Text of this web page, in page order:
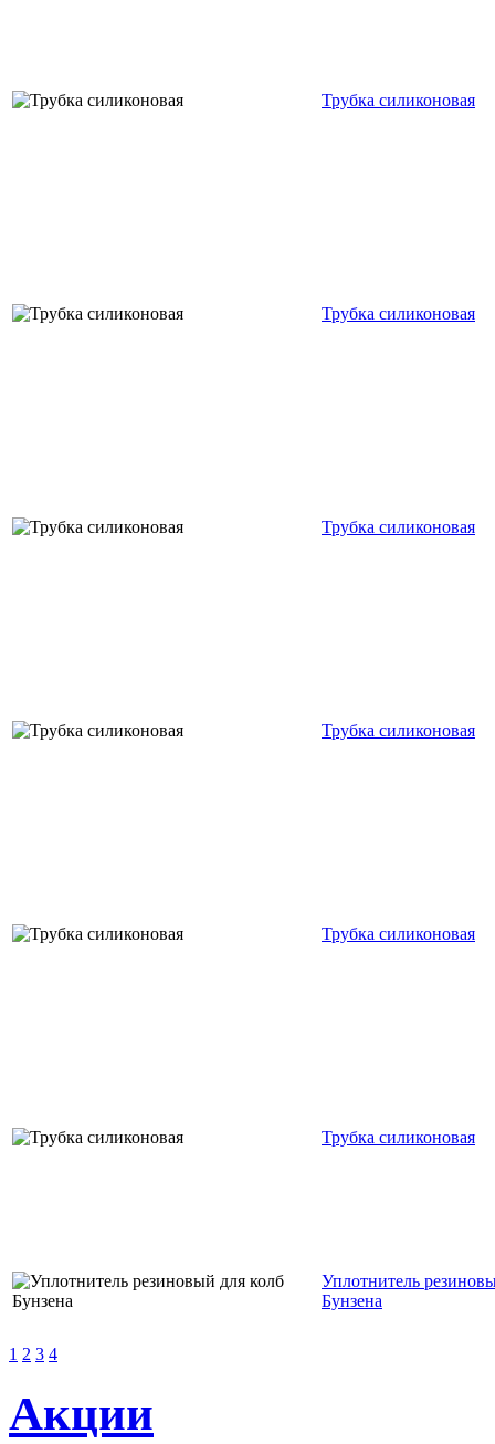
Трубка силиконовая
Трубка силиконовая
Трубка силиконовая
Трубка силиконовая
Трубка силиконовая
Трубка силиконовая
Уплотнитель
Бунзена
1 2 3 4
Акции